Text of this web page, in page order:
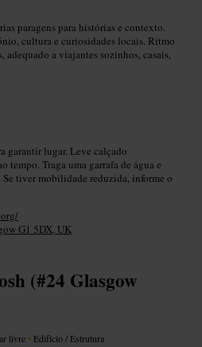
paragens para histórias e contexto.
cultura e curiosidades locais. Ritmo
adequado a viajantes sozinhos, casais,
garantir lugar. Leve calçado
tempo. Traga uma garrafa de água e
tiver mobilidade reduzida, informe o
G1 5DX, UK
(#24 Glasgow
livre • Edifício / Estrutura